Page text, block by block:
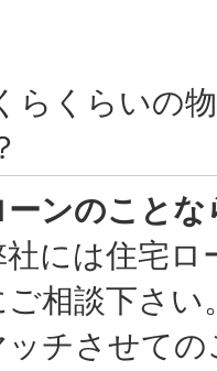
らくらいの
ーンのこと
社には住宅
ご相談下さい
ッチさせて